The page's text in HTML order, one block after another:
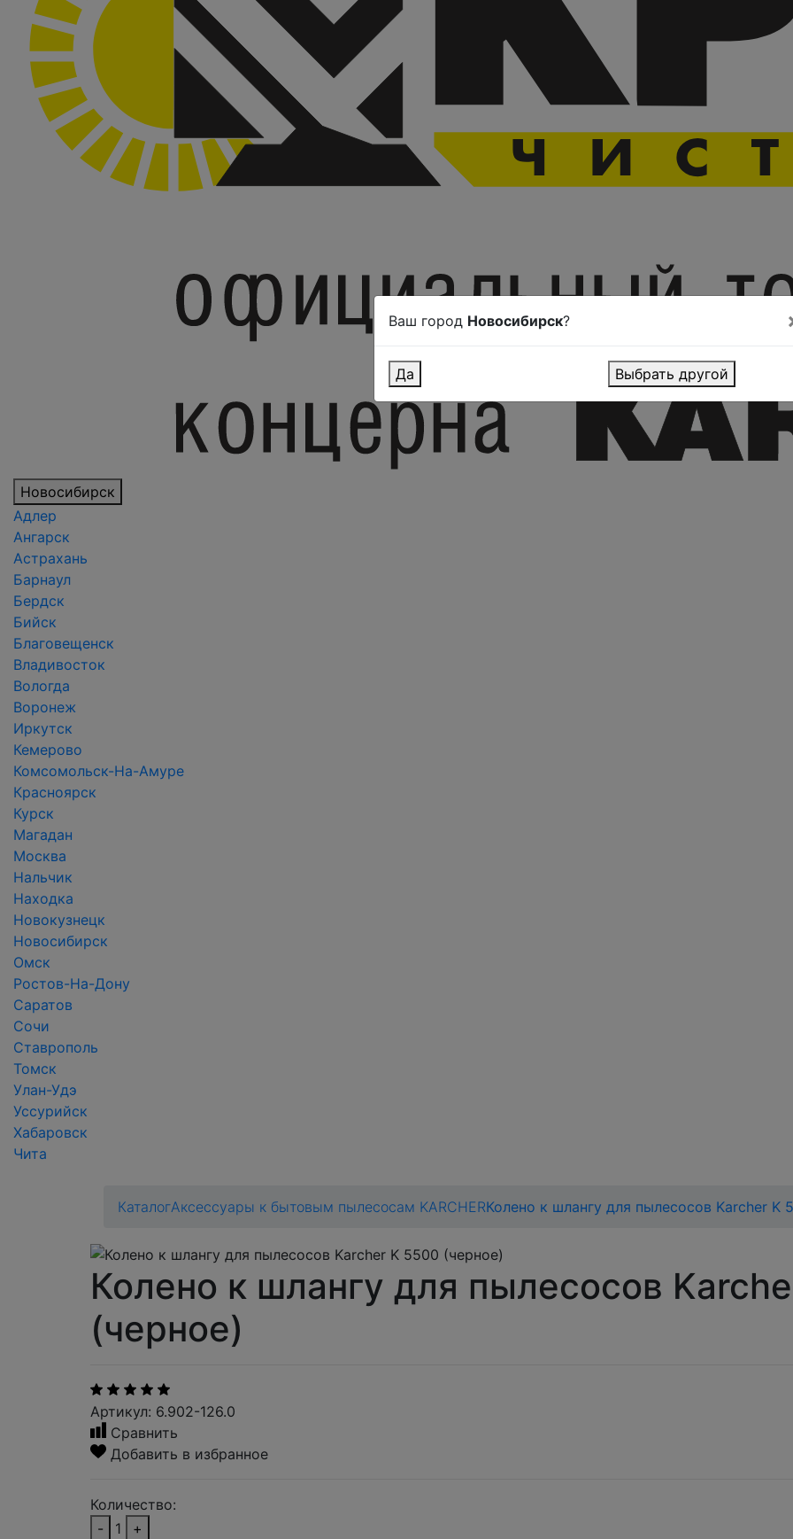
Новосибирск
Адлер
Ангарск
Астрахань
Барнаул
Бердск
Бийск
Благовещенск
Владивосток
Вологда
Воронеж
Иркутск
Кемерово
Комсомольск-На-Амуре
Красноярск
Курск
Магадан
Москва
Нальчик
Находка
Новокузнецк
Новосибирск
Омск
Ростов-На-Дону
Саратов
Сочи
Ставрополь
Томск
Улан-Удэ
Уссурийск
Хабаровск
Чита
КаталогАксессуары к бытовым пылесосам KARCHERКолено к шлангу для пылесосов Karcher K
Колено к шлангу для пылесосов
(черное)
Артикул: 6.902-126.0
Сравнить
Добавить в избранное
Количество:
-
1 +
Ваш город Новосибирск?
Да Выбрать другой